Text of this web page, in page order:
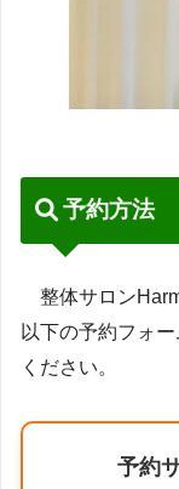
予約方法
整体サロン
以下の予約フォ
ください。
予約